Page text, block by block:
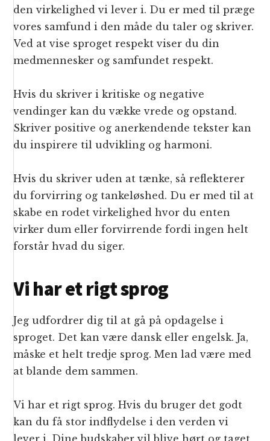
den virkelighed vi lever i. Du er med til præge
vores samfund i den måde du taler og skriver.
Ved at vise sproget respekt viser du din
medmennesker og samfundet respekt.
Hvis du skriver i kritiske og negative
vendinger kan du vække vrede og opstand.
Skriver positive og anerkendende tekster kan
du inspirere til udvikling og harmoni.
Hvis du skriver uden at tænke, så reflekterer
du forvirring og tankeløshed. Du er med til at
skabe en rodet virkelighed hvor du enten
virker dum eller forvirrende fordi ingen helt
forstår hvad du siger.
Vi har et rigt sprog
Jeg udfordrer dig til at gå på opdagelse i
sproget. Det kan være dansk eller engelsk. Ja,
måske et helt tredje sprog. Men lad være med
at blande dem sammen.
Vi har et rigt sprog. Hvis du bruger det godt
kan du få stor indflydelse i den verden vi